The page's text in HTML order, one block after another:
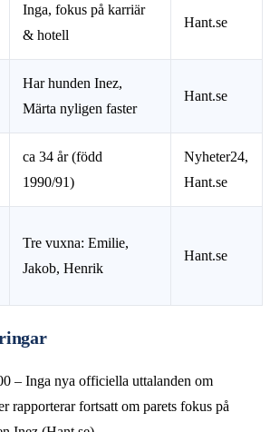
Inga, fokus på karriär
& hotell
Hant.se
Har hunden Inez,
Märta nyligen faster
Hant.se
ca 34 år (född
1990/91)
Nyheter24,
Hant.se
Tre vuxna: Emilie,
Jakob, Henrik
Hant.se
– Inga nya officiella uttalanden om
rapporterar fortsatt om parets fokus på